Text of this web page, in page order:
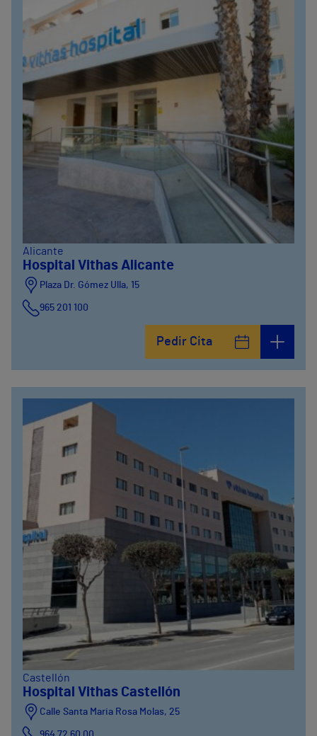
Alicante
Hospital Vithas Alicante
Plaza Dr. Gómez Ulla, 15
965 201 100
Pedir Cita
Castellón
Hospital Vithas Castellón
Calle Santa Maria Rosa Molas, 25